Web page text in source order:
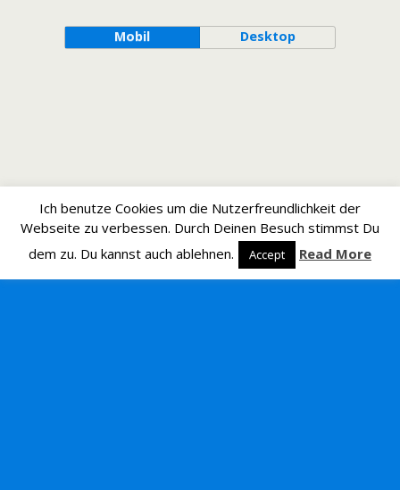
Mobil Desktop
Ich benutze Cookies um die Nutzerfreundlichkeit der
Webseite zu verbessen. Durch Deinen Besuch stimmst Du
dem zu. Du kannst auch ablehnen.
Accept Read More